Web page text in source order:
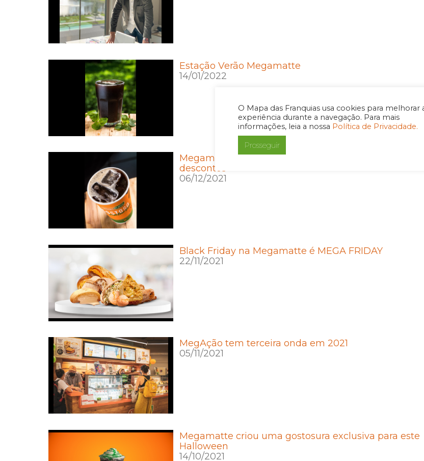
O Mapa das Franquias usa cookies para melhorar
experiência durante a navegação. Para mais
informações, leia a nossa Política de Privacidade.
Prosseguir
Estação Verão Megamatte
14/01/2022
Megamatte fecha parceria com Metrô Rio e oferece
descontos
06/12/2021
Black Friday na Megamatte é MEGA FRIDAY
22/11/2021
MegAção tem terceira onda em 2021
05/11/2021
Megamatte criou uma gostosura exclusiva para este
Halloween
14/10/2021